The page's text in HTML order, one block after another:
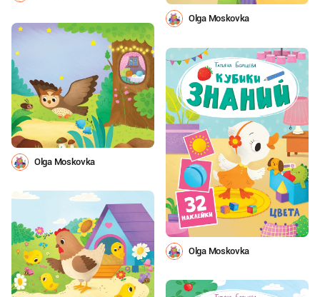
Olga Moskovka
Olga Moskovka
Olga Moskovka